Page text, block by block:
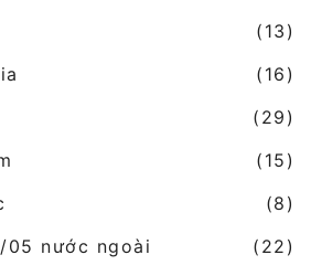
(13)
(16)
(29)
(15)
(8)
nước ngoài
(22)